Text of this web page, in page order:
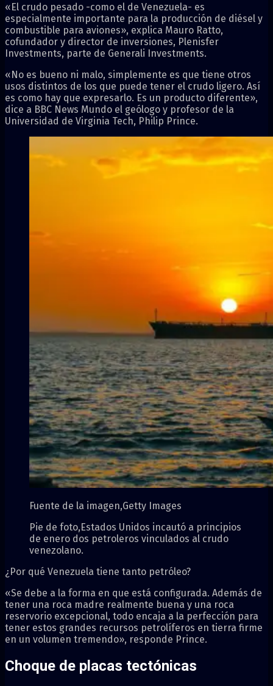
«El crudo pesado -como el de Venezuela- es
especialmente importante para la producción de diésel y
combustible para aviones», explica Mauro Ratto,
cofundador y director de inversiones, Plenisfer
Investments, parte de Generali Investments.
«No es bueno ni malo, simplemente es que tiene otros
usos distintos de los que puede tener el crudo ligero. Así
es como hay que expresarlo. Es un producto diferente»,
dice a BBC News Mundo el geólogo y profesor de la
Universidad de Virginia Tech, Philip Prince.
Fuente de la imagen,Getty Images
Pie de foto,Estados Unidos incautó a principios
de enero dos petroleros vinculados al crudo
venezolano.
¿Por qué Venezuela tiene tanto petróleo?
«Se debe a la forma en que está configurada. Además de
tener una roca madre realmente buena y una roca
reservorio excepcional, todo encaja a la perfección para
tener estos grandes recursos petrolíferos en tierra firme
en un volumen tremendo», responde Prince.
Choque de placas tectónicas